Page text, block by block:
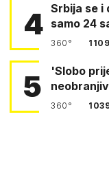
4 Srbija se i
samo 24
360°
5
'Slobo
360°